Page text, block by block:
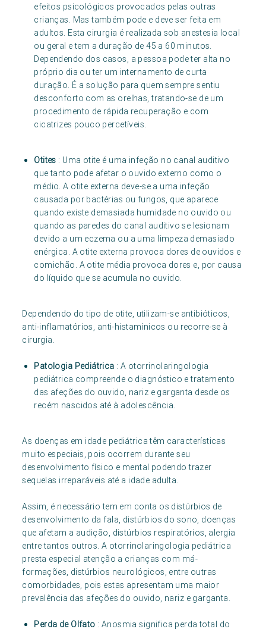
efeitos psicológicos provocados pelas outras
crianças. Mas também pode e deve ser feita em
adultos. Esta cirurgia é realizada sob anestesia local
ou geral e tem a duração de 45 a 60 minutos.
Dependendo dos casos, a pessoa pode ter alta no
próprio dia ou ter um internamento de curta
duração. É a solução para quem sempre sentiu
desconforto com as orelhas, tratando-se de um
procedimento de rápida recuperação e com
cicatrizes pouco percetíveis.
Otites : Uma otite é uma infeção no canal auditivo
que tanto pode afetar o ouvido externo como o
médio. A otite externa deve-se a uma infeção
causada por bactérias ou fungos, que aparece
quando existe demasiada humidade no ouvido ou
quando as paredes do canal auditivo se lesionam
devido a um eczema ou a uma limpeza demasiado
enérgica. A otite externa provoca dores de ouvidos e
comichão. A otite média provoca dores e, por causa
do líquido que se acumula no ouvido.
Dependendo do tipo de otite, utilizam-se antibióticos,
anti-inflamatórios, anti-histamínicos ou recorre-se à
cirurgia.
Patologia Pediátrica : A otorrinolaringologia
pediátrica compreende o diagnóstico e tratamento
das afeções do ouvido, nariz e garganta desde os
recém nascidos até à adolescência.
As doenças em idade pediátrica têm características
muito especiais, pois ocorrem durante seu
desenvolvimento físico e mental podendo trazer
sequelas irreparáveis até a idade adulta.
Assim, é necessário tem em conta os distúrbios de
desenvolvimento da fala, distúrbios do sono, doenças
que afetam a audição, distúrbios respiratórios, alergia
entre tantos outros. A otorrinolaringologia pediátrica
presta especial atenção a crianças com má-
formações, distúrbios neurológicos, entre outras
comorbidades, pois estas apresentam uma maior
prevalência das afeções do ouvido, nariz e garganta.
Perda de Olfato : Anosmia significa perda total do